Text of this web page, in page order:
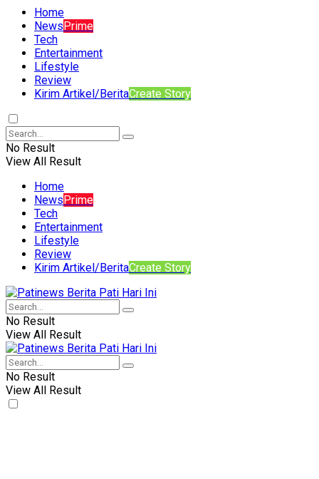
Home
NewsPrime
Tech
Entertainment
Lifestyle
Review
Kirim Artikel/BeritaCreate Story
No Result
View All Result
Home
NewsPrime
Tech
Entertainment
Lifestyle
Review
Kirim Artikel/BeritaCreate Story
No Result
View All Result
No Result
View All Result